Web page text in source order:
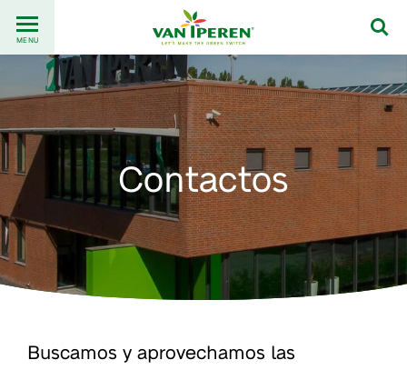
content
Back
to
homepage
MENU
Contactos
Buscamos y aprovechamos las